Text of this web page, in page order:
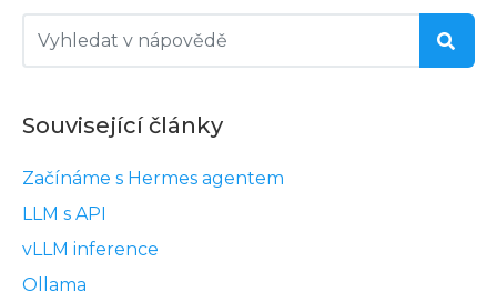
Související články
Začínáme s Hermes agentem
LLM s API
vLLM inference
Ollama